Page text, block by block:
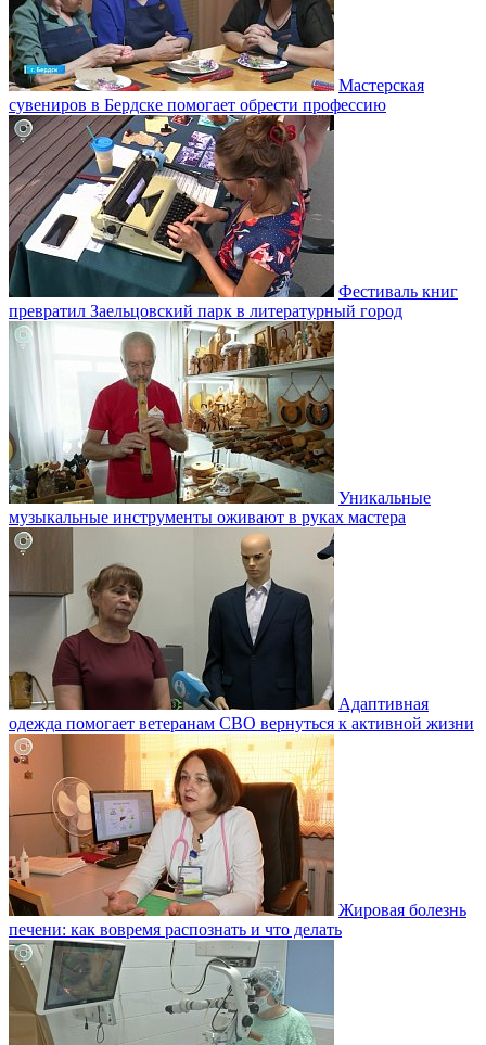
Мастерская
сувениров в Бердске помогает обрести профессию
Фестиваль книг
превратил Заельцовский парк в литературный город
Уникальные
музыкальные инструменты оживают в руках мастера
Адаптивная
одежда помогает ветеранам СВО вернуться к активной жизни
Жировая болезнь
печени: как вовремя распознать и что делать